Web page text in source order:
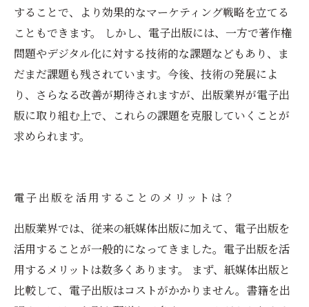
することで、より効果的なマーケティング戦略を立てる
こともできます。 しかし、電子出版には、一方で著作権
問題やデジタル化に対する技術的な課題などもあり、ま
だまだ課題も残されています。今後、技術の発展によ
り、さらなる改善が期待されますが、出版業界が電子出
版に取り組む上で、これらの課題を克服していくことが
求められます。
電子出版を活用することのメリットは？
出版業界では、従来の紙媒体出版に加えて、電子出版を
活用することが一般的になってきました。電子出版を活
用するメリットは数多くあります。 まず、紙媒体出版と
比較して、電子出版はコストがかかりません。書籍を出